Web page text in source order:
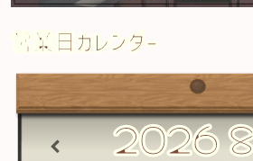
営業日カレンダー
2026